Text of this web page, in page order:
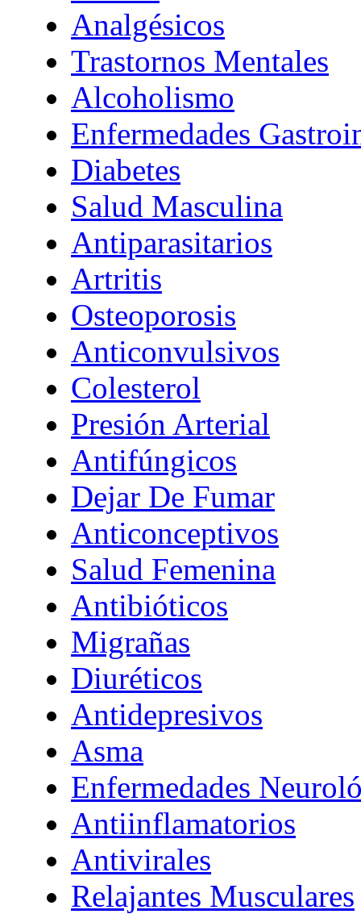
Analgésicos
Trastornos Mentales
Alcoholismo
Enfermedades
Diabetes
Salud Masculina
Antiparasitarios
Artritis
Osteoporosis
Anticonvulsivos
Colesterol
Presión Arterial
Antifúngicos
Dejar De Fumar
Anticonceptivos
Salud Femenina
Antibióticos
Migrañas
Diuréticos
Antidepresivos
Asma
Enfermedades
Antiinflamatorios
Antivirales
Relajantes Musculares